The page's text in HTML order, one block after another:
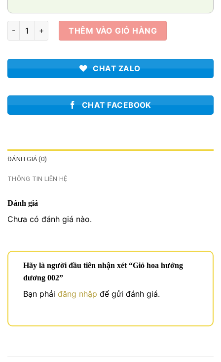
Giỏ hoa hướng dương 002 số lượng
THÊM VÀO GIỎ HÀNG
CHAT ZALO
CHAT FACEBOOK
ĐÁNH GIÁ (0)
THÔNG TIN LIÊN HỆ
Đánh giá
Chưa có đánh giá nào.
Hãy là người đầu tiên nhận xét “Giỏ hoa hướng
dương 002”
Bạn phải đăng nhập để gửi đánh giá.